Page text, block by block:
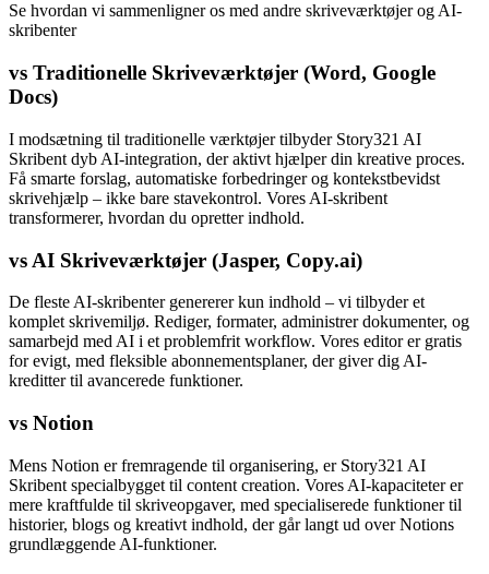
Se hvordan vi sammenligner os med andre skriveværktøjer og AI-
skribenter
vs Traditionelle Skriveværktøjer (Word, Google
Docs)
I modsætning til traditionelle værktøjer tilbyder Story321 AI
Skribent dyb AI-integration, der aktivt hjælper din kreative proces.
Få smarte forslag, automatiske forbedringer og kontekstbevidst
skrivehjælp – ikke bare stavekontrol. Vores AI-skribent
transformerer, hvordan du opretter indhold.
vs AI Skriveværktøjer (Jasper, Copy.ai)
De fleste AI-skribenter genererer kun indhold – vi tilbyder et
komplet skrivemiljø. Rediger, formater, administrer dokumenter, og
samarbejd med AI i et problemfrit workflow. Vores editor er gratis
for evigt, med fleksible abonnementsplaner, der giver dig AI-
kreditter til avancerede funktioner.
vs Notion
Mens Notion er fremragende til organisering, er Story321 AI
Skribent specialbygget til content creation. Vores AI-kapaciteter er
mere kraftfulde til skriveopgaver, med specialiserede funktioner til
historier, blogs og kreativt indhold, der går langt ud over Notions
grundlæggende AI-funktioner.